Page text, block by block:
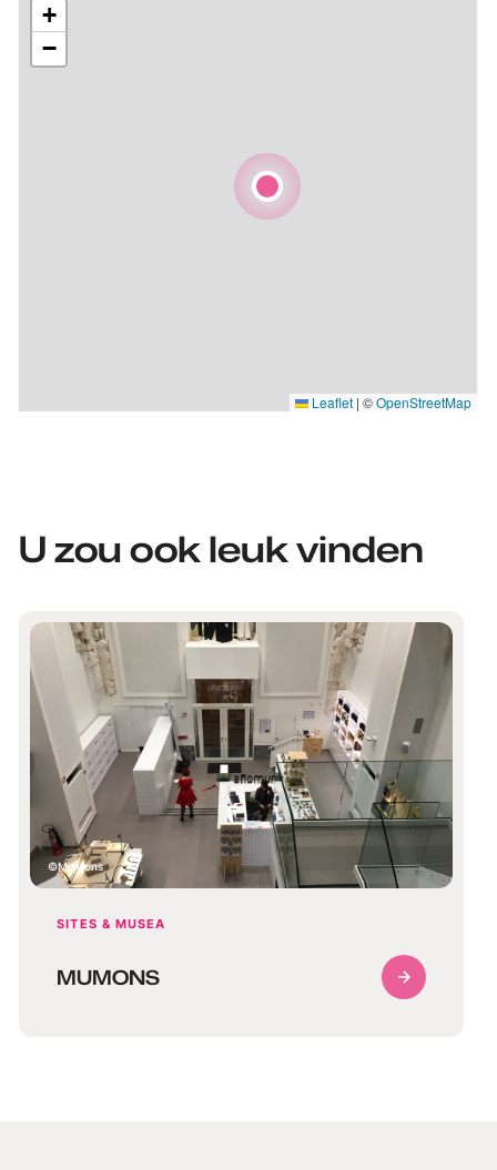
+
−
Leaflet | ©OpenStreetMap
U zou ook leuk vinden
MuMons
SITES & MUSEA
MUMONS